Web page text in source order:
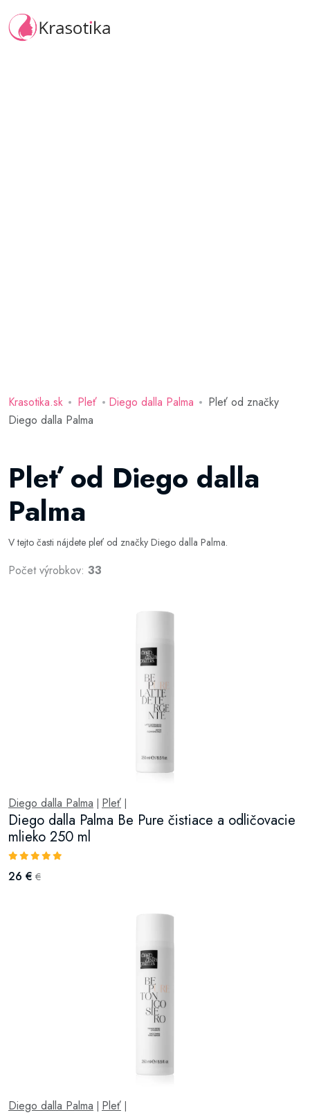
Krasotika.sk Pleť Diego dalla Palma
Pleť od značky
Diego dalla Palma
Pleť od Diego dalla
Palma
V tejto časti nájdete pleť od značky Diego dalla Palma.
Počet výrobkov: 33
Diego dalla Palma Pleť
Diego dalla Palma Be Pure čistiace a odličovacie
mlieko 250 ml
26 € €
Diego dalla Palma Pleť